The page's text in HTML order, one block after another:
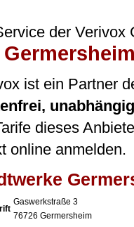
der Verivox
ist ein Partner
dieses
online anmelden.
Gaswerkstraße 3
76726 Germersheim